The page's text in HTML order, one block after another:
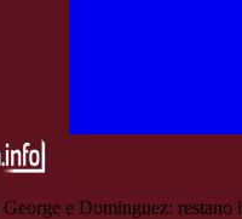
e Dominguez: restano